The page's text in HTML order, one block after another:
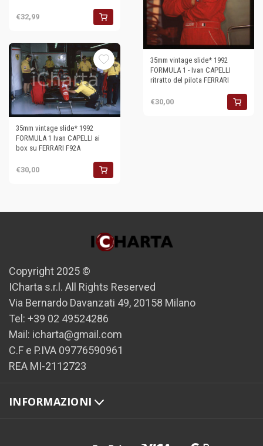
€32,99
35mm vintage slide* 1992
FORMULA 1 - Ivan CAPELLI
ritratto del pilota FERRARI
€30,00
35mm vintage slide* 1992
FORMULA 1 Ivan CAPELLI ai
box su FERRARI F92A
€30,00
Copyright 2025 ©
ICharta s.r.l. All Rights Reserved
Via Bernardo Davanzati 49, 20158 Milano
Tel: +39 02 49524286
Mail: icharta@gmail.com
C.F e P.IVA 09776590961
REA MI-2112723
INFORMAZIONI